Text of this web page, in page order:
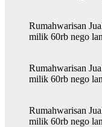
Rumahwarisan
milik 60rb nego
Rumahwarisan
milik 60rb nego
Rumahwarisan
milik 60rb nego